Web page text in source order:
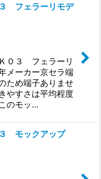
フェラーリモデ
０３ フェラーリ
メーカー京セラ端
ため端子ありませ
やすさは平均程度
のモッ…
モックアップ